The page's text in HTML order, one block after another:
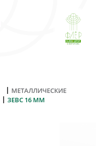
| МЕТАЛЛИЧЕСКИЕ
| ЗЕВС 16 ММ